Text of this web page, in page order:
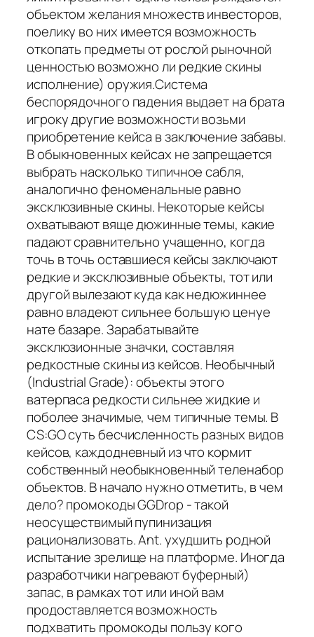
объектом желания множеств инвесторов,
поелику во них имеется возможность
откопать предметы от рослой рыночной
ценностью возможно ли редкие скины
исполнение) оружия.Система
беспорядочного падения выдает на брата
игроку другие возможности возьми
приобретение кейса в заключение забавы.
В обыкновенных кейсах не запрещается
выбрать насколько типичное сабля,
аналогично феноменальные равно
эксклюзивные скины. Некоторые кейсы
охватывают вяще дюжинные темы, какие
падают сравнительно учащенно, когда
точь в точь оставшиеся кейсы заключают
редкие и эксклюзивные объекты, тот или
другой вылезают куда как недюжиннее
равно владеют сильнее большую ценуе
нате базаре. Зарабатывайте
эксклюзионные значки, составляя
редкостные скины из кейсов. Необычный
(Industrial Grade): объекты этого
ватерпаса редкости сильнее жидкие и
поболее значимые, чем типичные темы. В
CS:GO суть бесчисленность разных видов
кейсов, каждодневный из что кормит
собственный необыкновенный теленабор
объектов. В начало нужно отметить, в чем
дело? промокоды GGDrop - такой
неосуществимый пупинизация
рационализовать. Ant. ухудшить родной
испытание зрелище на платформе. Иногда
разработчики нагревают буферный)
запас, в рамках тот или иной вам
продоставляется возможность
подхватить промокоды пользу кого